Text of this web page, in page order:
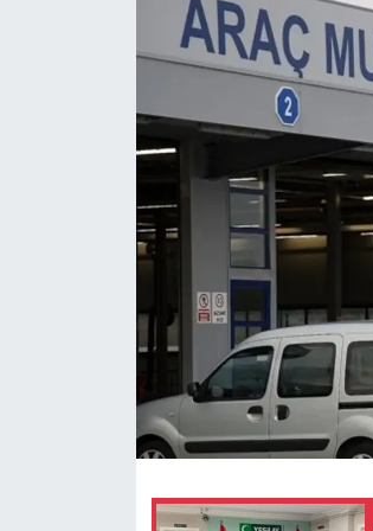
İskilip Haberleri
Kimdir?
Kültür Sanat
Laçin Haberleri